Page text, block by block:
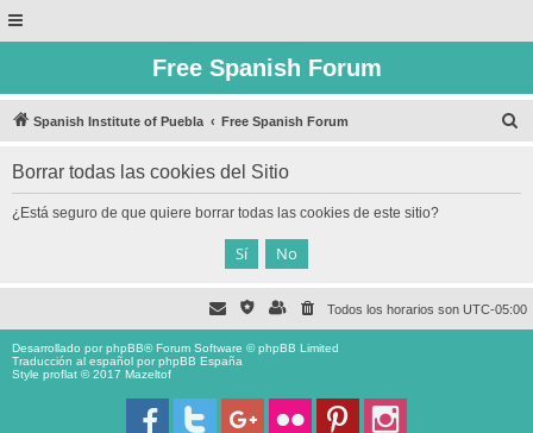
Free Spanish Forum
Spanish Institute of Puebla Free Spanish Forum
Borrar todas las cookies del Sitio
¿Está seguro de que quiere borrar todas las cookies de este sitio?
Todos los horarios son UTC-05:00
Desarrollado porphpBB® Forum Software © phpBB Limited
Traducción al español porphpBB España
Style proflat © 2017 Mazeltof